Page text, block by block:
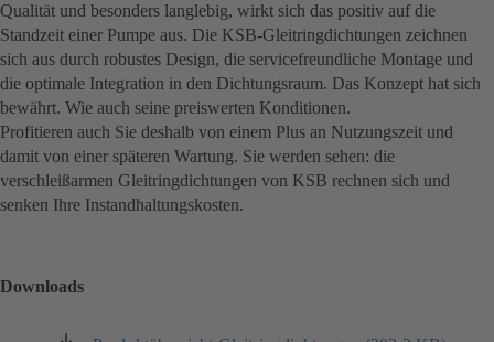
Qualität und besonders langlebig, wirkt sich das positiv auf die
Standzeit einer Pumpe aus. Die KSB-Gleitringdichtungen zeichnen
sich aus durch robustes Design, die servicefreundliche Montage und
die optimale Integration in den Dichtungsraum. Das Konzept hat sich
bewährt. Wie auch seine preiswerten Konditionen.
Profitieren auch Sie deshalb von einem Plus an Nutzungszeit und
damit von einer späteren Wartung. Sie werden sehen: die
verschleißarmen Gleitringdichtungen von KSB rechnen sich und
senken Ihre Instandhaltungskosten.
Downloads